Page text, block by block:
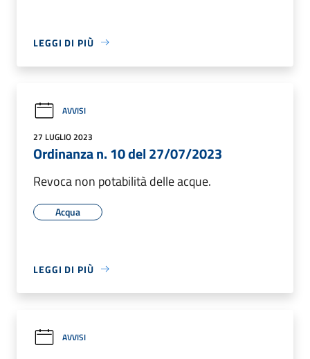
LEGGI DI PIÙ
AVVISI
27 LUGLIO 2023
Ordinanza n. 10 del 27/07/2023
Revoca non potabilità delle acque.
Acqua
LEGGI DI PIÙ
AVVISI